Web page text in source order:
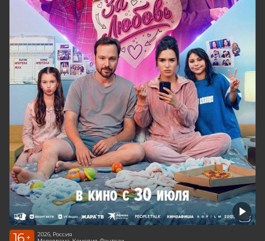
16 +
2026, Россия